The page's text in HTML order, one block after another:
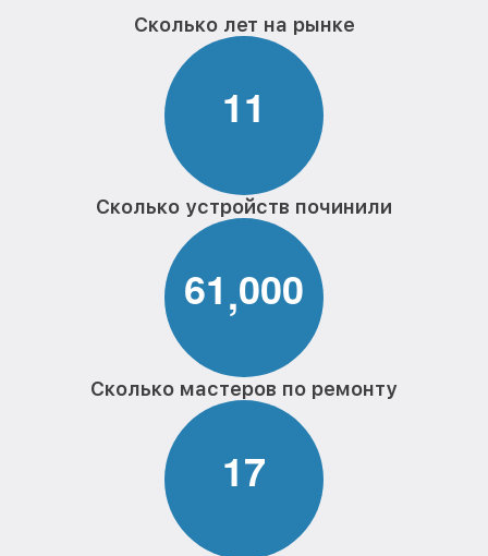
Сколько лет на рынке
11
Сколько устройств починили
61,000
Сколько мастеров по ремонту
17